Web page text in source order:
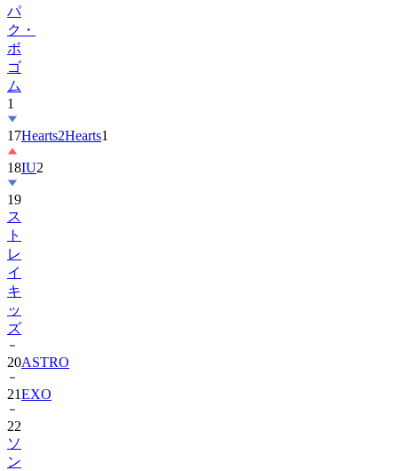
ボ
ゴ
ム
1
17
18IU2
19
ス
ト
レ
イ
キ
ッ
ズ
20
21EXO
22
ソ
ン
ヘ
ギ